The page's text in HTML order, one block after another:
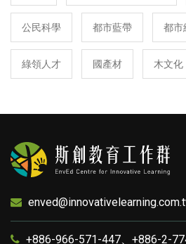
公民科學 都市藍帶 都市
綠領人才 國產材 木文化
+886-966-571-447、+886-2-